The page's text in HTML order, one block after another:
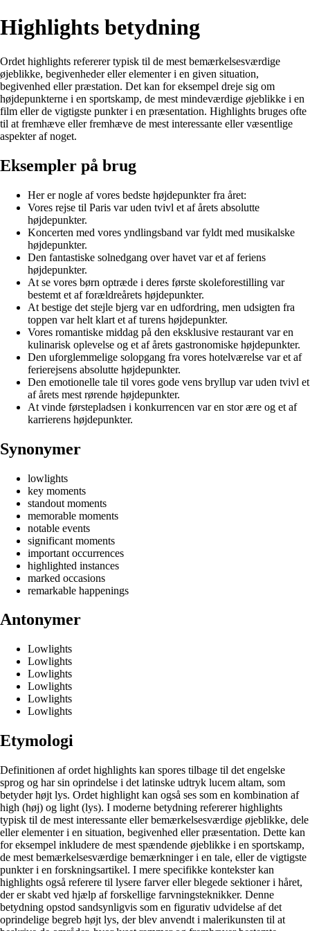
Highlights betydning
Ordet highlights refererer typisk til de mest bemærkelsesværdige
øjeblikke, begivenheder eller elementer i en given situation,
begivenhed eller præstation. Det kan for eksempel dreje sig om
højdepunkterne i en sportskamp, de mest mindeværdige øjeblikke i en
film eller de vigtigste punkter i en præsentation. Highlights bruges ofte
til at fremhæve eller fremhæve de mest interessante eller væsentlige
aspekter af noget.
Eksempler på brug
Her er nogle af vores bedste højdepunkter fra året:
Vores rejse til Paris var uden tvivl et af årets absolutte
højdepunkter.
Koncerten med vores yndlingsband var fyldt med musikalske
højdepunkter.
Den fantastiske solnedgang over havet var et af feriens
højdepunkter.
At se vores børn optræde i deres første skoleforestilling var
bestemt et af forældreårets højdepunkter.
At bestige det stejle bjerg var en udfordring, men udsigten fra
toppen var helt klart et af turens højdepunkter.
Vores romantiske middag på den eksklusive restaurant var en
kulinarisk oplevelse og et af årets gastronomiske højdepunkter.
Den uforglemmelige solopgang fra vores hotelværelse var et af
ferierejsens absolutte højdepunkter.
Den emotionelle tale til vores gode vens bryllup var uden tvivl et
af årets mest rørende højdepunkter.
At vinde førstepladsen i konkurrencen var en stor ære og et af
karrierens højdepunkter.
Synonymer
lowlights
key moments
standout moments
memorable moments
notable events
significant moments
important occurrences
highlighted instances
marked occasions
remarkable happenings
Antonymer
Lowlights
Lowlights
Lowlights
Lowlights
Lowlights
Lowlights
Etymologi
Definitionen af ordet highlights kan spores tilbage til det engelske
sprog og har sin oprindelse i det latinske udtryk lucem altam, som
betyder højt lys. Ordet highlight kan også ses som en kombination af
high (høj) og light (lys). I moderne betydning refererer highlights
typisk til de mest interessante eller bemærkelsesværdige øjeblikke, dele
eller elementer i en situation, begivenhed eller præsentation. Dette kan
for eksempel inkludere de mest spændende øjeblikke i en sportskamp,
de mest bemærkelsesværdige bemærkninger i en tale, eller de vigtigste
punkter i en forskningsartikel. I mere specifikke kontekster kan
highlights også referere til lysere farver eller blegede sektioner i håret,
der er skabt ved hjælp af forskellige farvningsteknikker. Denne
betydning opstod sandsynligvis som en figurativ udvidelse af det
oprindelige begreb højt lys, der blev anvendt i malerikunsten til at